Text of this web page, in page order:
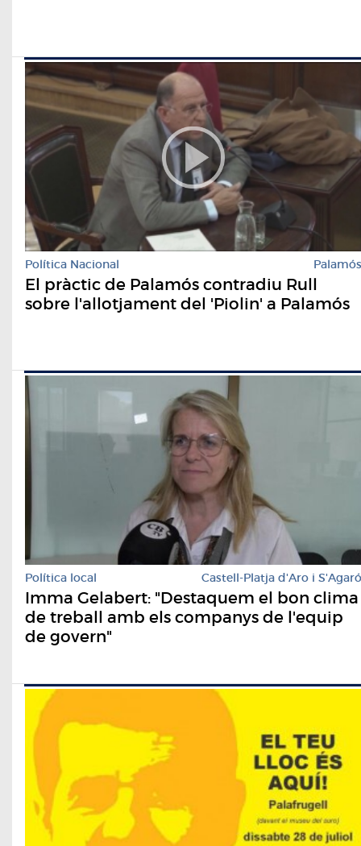
Política Nacional Palamós
El pràctic de Palamós contradiu Rull
sobre l'allotjament del 'Piolin' a Palamós
Política local Castell-Platja d'Aro i S'Agaró
Imma Gelabert: "Destaquem el bon clima
de treball amb els companys de l'equip
de govern"